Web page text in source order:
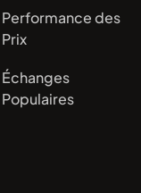
Performance des
Prix
Échanges
Populaires